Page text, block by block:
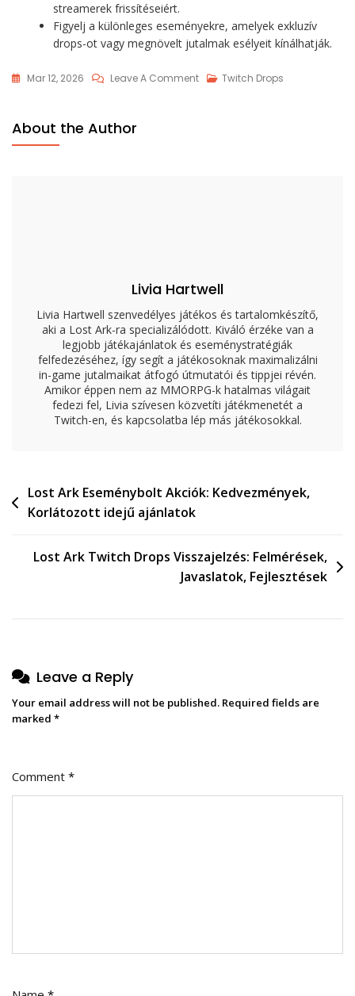
streamerek frissítéseiért.
Figyelj a különleges eseményekre, amelyek exkluzív
drops-ot vagy megnövelt jutalmak esélyeit kínálhatják.
Mar 12, 2026 Leave A CommentOn
Twitch Drops
About the Author
Livia Hartwell
Livia Hartwell szenvedélyes játékos és tartalomkészítő,
aki a Lost Ark-ra specializálódott. Kiváló érzéke van a
legjobb játékajánlatok és eseménystratégiák
felfedezéséhez, így segít a játékosoknak maximalizálni
in-game jutalmaikat átfogó útmutatói és tippjei révén.
Amikor éppen nem az MMORPG-k hatalmas világait
fedezi fel, Livia szívesen közvetíti játékmenetét a
Twitch-en, és kapcsolatba lép más játékosokkal.
Post
navigation
Lost Ark Eseménybolt Akciók: Kedvezmények,
Korlátozott idejű ajánlatok
Lost Ark Twitch Drops Visszajelzés: Felmérések,
Javaslatok, Fejlesztések
Leave a Reply
Your email address will not be published. Required fields are
marked *
Comment *